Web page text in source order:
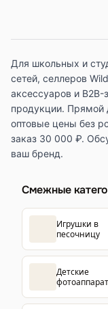
Для школьных и
сетей, селлеров
аксессуаров и B2B-
продукции. Прямой
оптовые цены без
заказ 30 000 ₽.
ваш бренд.
Смежные
Игрушки в
песочницу
Детские